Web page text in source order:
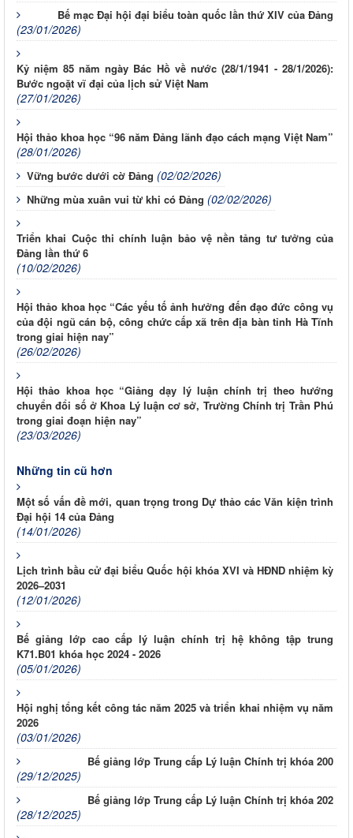
Bế mạc Đại hội đại biểu toàn quốc lần thứ XIV của Đảng
(23/01/2026)
Kỷ niệm 85 năm ngày Bác Hồ về nước (28/1/1941 - 28/1/2026):
Bước ngoặt vĩ đại của lịch sử Việt Nam
(27/01/2026)
Hội thảo khoa học “96 năm Đảng lãnh đạo cách mạng Việt Nam”
(28/01/2026)
Vững bước dưới cờ Đảng (02/02/2026)
Những mùa xuân vui từ khi có Đảng (02/02/2026)
Triển khai Cuộc thi chính luận bảo vệ nền tảng tư tưởng của
Đảng lần thứ 6
(10/02/2026)
Hội thảo khoa học “Các yếu tố ảnh hưởng đến đạo đức công vụ
của đội ngũ cán bộ, công chức cấp xã trên địa bàn tỉnh Hà Tĩnh
trong giai hiện nay”
(26/02/2026)
Hội thảo khoa học “Giảng dạy lý luận chính trị theo hướng
chuyển đổi số ở Khoa Lý luận cơ sở, Trường Chính trị Trần Phú
trong giai đoạn hiện nay”
(23/03/2026)
Những tin cũ hơn
Một số vấn đề mới, quan trọng trong Dự thảo các Văn kiện trình
Đại hội 14 của Đảng
(14/01/2026)
Lịch trình bầu cử đại biểu Quốc hội khóa XVI và HĐND nhiệm kỳ
2026–2031
(12/01/2026)
Bế giảng lớp cao cấp lý luận chính trị hệ không tập trung
K71.B01 khóa học 2024 - 2026
(05/01/2026)
Hội nghị tổng kết công tác năm 2025 và triển khai nhiệm vụ năm
2026
(03/01/2026)
Bế giảng lớp Trung cấp Lý luận Chính trị khóa 200
(29/12/2025)
Bế giảng lớp Trung cấp Lý luận Chính trị khóa 202
(28/12/2025)